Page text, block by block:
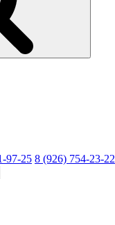
97-25 8 (926) 754-23-22